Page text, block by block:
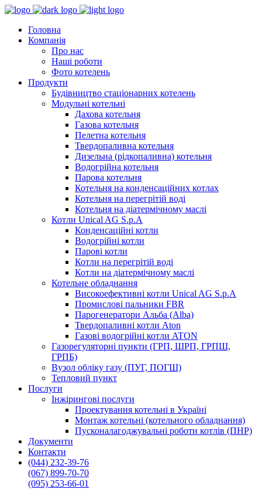
Головна
Компанія
Про нас
Наші роботи
Фото котелень
Продукти
Будівництво стаціонарних котелень
Модульні котельні
Дахова котельня
Газова котельня
Пелетна котельня
Твердопаливна котельня
Дизельна (рідкопаливна) котельня
Водогрійна котельня
Парова котельня
Котельня на конденсаційних котлах
Котельня на перегрітій воді
Котельня на діатермічному маслі
Котли Unical AG S.p.A
Конденсаційні котли
Водогрійні котли
Парові котли
Котли на перегрітій воді
Котли на діатермічному маслі
Котельне обладнання
Високоефективні котли Unical AG S.p.A
Промислові пальники FBR
Парогенератори Альба (Alba)
Твердопаливні котли Aton
Газові водогрійні котли ATON
Газорегуляторні пункти (ГРП, ШРП, ГРПШ,
ГРПБ)
Вузол обліку газу (ПУГ, ПОГШ)
Тепловий пункт
Послуги
Інжірингові послуги
Проектування котельні в Україні
Монтаж котельні (котельного обладнання)
Пусконалагоджувальні роботи котлів (ПНР)
Документи
Контакти
(044) 232-39-76
(067) 899-70-70
(095) 253-66-01